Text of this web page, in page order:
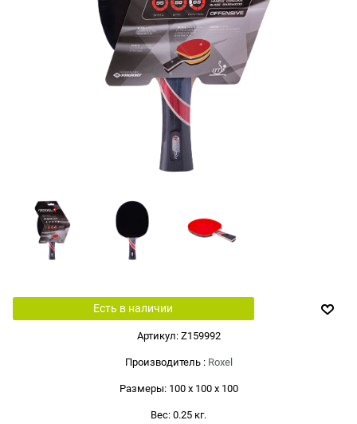
Есть в наличии
Артикул: Z159992
Производитель : Roxel
Размеры: 100 x 100 x 100
Вес: 0.25 кг.